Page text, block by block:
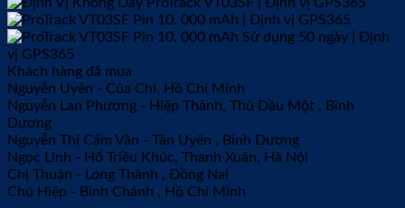
Khách hàng đã mua
Nguyễn Uyên - Của Chi, Hồ Chí Minh
Nguyễn Lan Phương - Hiệp Thành, Thủ Dầu Một , Bình
Dương
Nguyễn Thị Cẩm Vân - Tân Uyên , Bình Dương
Ngọc Linh - Hổ Triều Khúc, Thanh Xuân, Hà Nội
Chị Thuận -
Long Thành , Đồng Nai
Chú Hiệp - Bình Chánh , Hồ Chí Minh